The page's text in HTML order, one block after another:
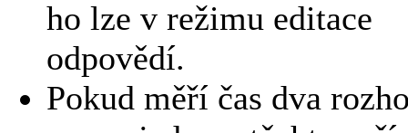
ho lze v režimu editace
odpovědí.
Pokud měří čas dva